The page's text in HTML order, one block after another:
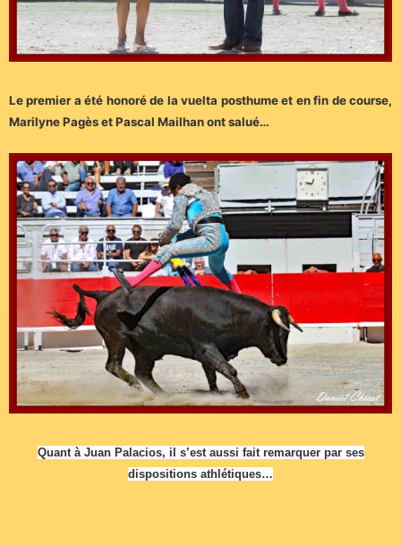
Le premier a été honoré de la vuelta posthume et en fin de course,
Marilyne Pagès et Pascal Mailhan ont salué…
Quant à Juan Palacios, il s’est aussi fait remarquer par ses
dispositions athlétiques…